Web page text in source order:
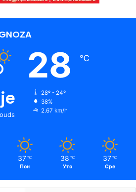
28 ℃
28º - 24º
38%
2.67 km/h
37 ℃
Пон
38 ℃
Уто
37 ℃
Сре